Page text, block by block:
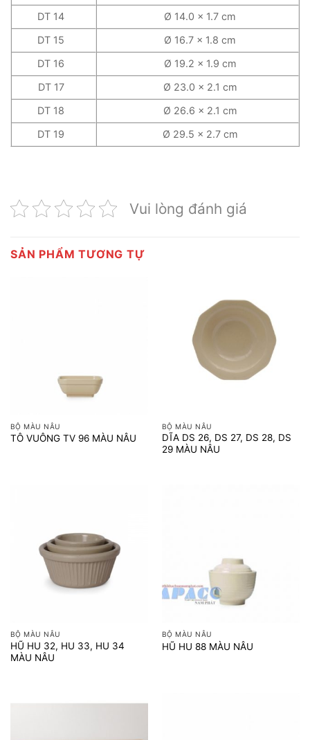
DT 14
Ø 14.0 x 1.7 cm
DT 15
Ø 16.7 x 1.8 cm
DT 16
Ø 19.2 x 1.9 cm
DT 17
Ø 23.0 x 2.1 cm
DT 18
Ø 26.6 x 2.1 cm
DT 19
Ø 29.5 x 2.7 cm
Vui lòng đánh giá
SẢN PHẨM TƯƠNG TỰ
BỘ MÀU NÂU
TÔ VUÔNG TV 96 MÀU NÂU
BỘ MÀU NÂU
DĨA DS 26, DS 27, DS 28, DS
29 MÀU NÂU
BỘ MÀU NÂU
HŨ HU 32, HU 33, HU 34
MÀU NÂU
BỘ MÀU NÂU
HŨ HU 88 MÀU NÂU